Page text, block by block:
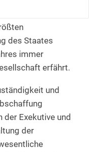
des Staates
immer
erfährt.
und
Exekutive und
der